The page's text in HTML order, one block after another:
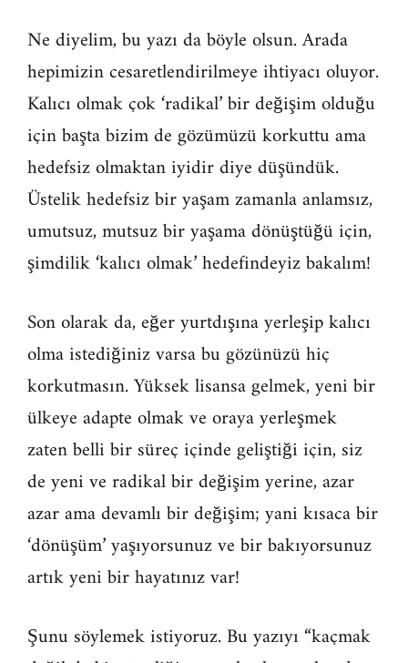
Ne diyelim, bu yazı da böyle olsun. Arada
hepimizin cesaretlendirilmeye ihtiyacı oluyor.
Kalıcı olmak çok ‘radikal’ bir değişim olduğu
için başta bizim de gözümüzü korkuttu ama
hedefsiz olmaktan iyidir diye düşündük.
Üstelik hedefsiz bir yaşam zamanla anlamsız,
umutsuz, mutsuz bir yaşama dönüştüğü için,
şimdilik ‘kalıcı olmak’ hedefindeyiz bakalım!
Son olarak da, eğer yurtdışına yerleşip kalıcı
olma istediğiniz varsa bu gözünüzü hiç
korkutmasın. Yüksek lisansa gelmek, yeni bir
ülkeye adapte olmak ve oraya yerleşmek
zaten belli bir süreç içinde geliştiği için, siz
de yeni ve radikal bir değişim yerine, azar
azar ama devamlı bir değişim; yani kısaca bir
‘dönüşüm’ yaşıyorsunuz ve bir bakıyorsunuz
artık yeni bir hayatınız var!
Şunu söylemek istiyoruz. Bu yazıyı “kaçmak